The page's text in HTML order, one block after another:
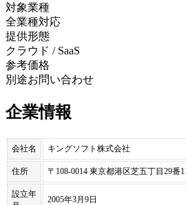
対象業種
全業種対応
提供形態
クラウド / SaaS
参考価格
別途お問い合わせ
企業情報
会社名 キングソフト株式会社
住所 〒108-0014 東京都港区芝五丁目29番
設立年
2005年3月9日